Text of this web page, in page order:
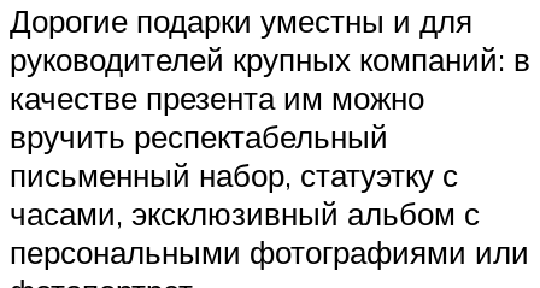
Дорогие подарки уместны и для
руководителей крупных компаний: в
качестве презента им можно
вручить респектабельный
письменный набор, статуэтку с
часами, эксклюзивный альбом с
персональными фотографиями или